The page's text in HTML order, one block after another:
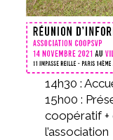
14h30 :
15h00 :
coopératif
l’association